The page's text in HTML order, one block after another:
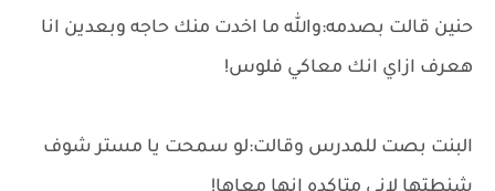
حنين قالت بصدمه:والله ما اخدت منك حاجه وبعدين انا
هعرف ازاي انك معاكي فلوس!
البنت بصت للمدرس وقالت:لو سمحت يا مستر شوف